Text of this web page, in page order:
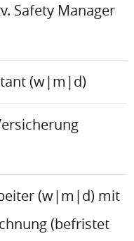
Safety Manager
(w|m|d)
(w|m|d) mit
(befristet